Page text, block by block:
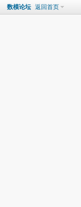
数模论坛 返回首页